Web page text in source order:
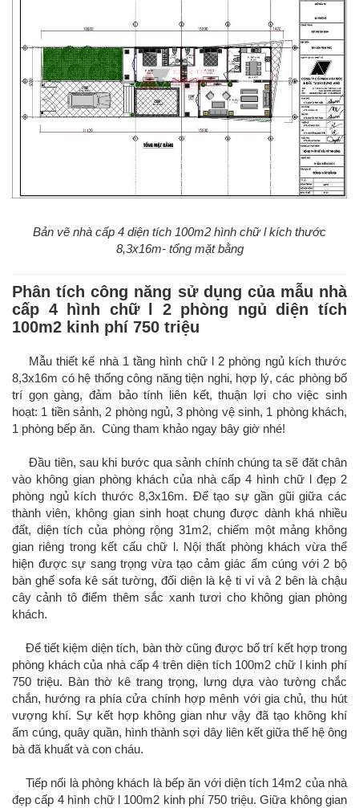
Bản vẽ nhà cấp 4 diện tích 100m2 hình chữ l kích thước
8,3x16m- tổng mặt bằng
Phân tích công năng sử dụng của mẫu nhà
cấp 4 hình chữ l 2 phòng ngủ diện tích
100m2 kinh phí 750 triệu
Mẫu thiết kế nhà 1 tầng hình chữ l 2 phòng ngủ kích thước
8,3x16m có hệ thống công năng tiện nghi, hợp lý, các phòng bố
trí gọn gàng, đảm bảo tính liên kết, thuận lợi cho việc sinh
hoạt: 1 tiền sảnh, 2 phòng ngủ, 3 phòng vệ sinh, 1 phòng khách,
1 phòng bếp ăn. Cùng tham khảo ngay bây giờ nhé!
Đầu tiên, sau khi bước qua sảnh chính chúng ta sẽ đăt chân
vào không gian phòng khách của nhà cấp 4 hình chữ l đẹp 2
phòng ngủ kích thước 8,3x16m. Để tạo sự gần gũi giữa các
thành viên, không gian sinh hoạt chung được dành khá nhiều
đất, diện tích của phòng rộng 31m2, chiếm một mảng không
gian riêng trong kết cấu chữ l. Nội thất phòng khách vừa thể
hiện được sự sang trọng vừa tạo cảm giác ấm cúng với 2 bộ
bàn ghế sofa kê sát tường, đối diện là kệ ti vi và 2 bên là chậu
cây cảnh tô điểm thêm sắc xanh tươi cho không gian phòng
khách.
Để tiết kiệm diện tích, bàn thờ cũng được bố trí kết hợp trong
phòng khách của nhà cấp 4 trên diện tích 100m2 chữ l kinh phí
750 triệu. Bàn thờ kê trang trọng, lưng dựa vào tường chắc
chắn, hướng ra phía cửa chính hợp mênh với gia chủ, thu hút
vượng khí. Sự kết hợp không gian như vậy đã tạo không khí
ấm cúng, quây quần, hình thành sợi dây liên kết giữa thế hệ ông
bà đã khuất và con cháu.
Tiếp nối là phòng khách là bếp ăn với diện tích 14m2 của nhà
đẹp cấp 4 hình chữ l 100m2 kinh phí 750 triệu. Giữa không gian